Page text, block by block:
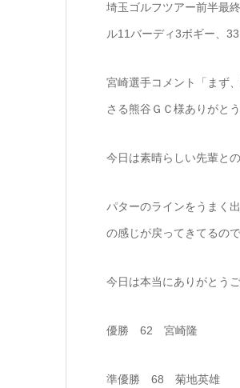
埼玉ゴルフツアー前半最
ル11バーディ3ボギー、
宮崎選手コメント「まず
さる熊谷ＧＣ様ありがと
今日は素晴らしい先輩と
パターのラインをうまく
の感じが戻ってきてるの
今日は本当にありがとう
優勝 62 宮崎隆
準優勝 68 菊地英雄